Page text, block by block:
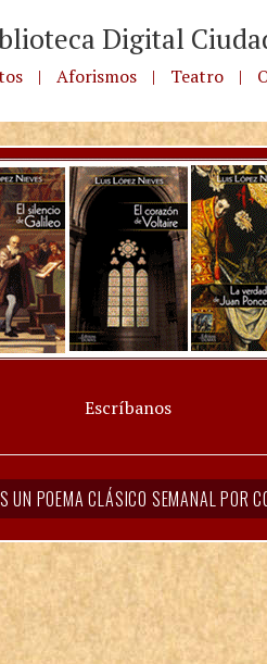
Digital
| Aforismos | Teatro |
Escríbanos
UN POEMA CLÁSICO SEMANAL POR